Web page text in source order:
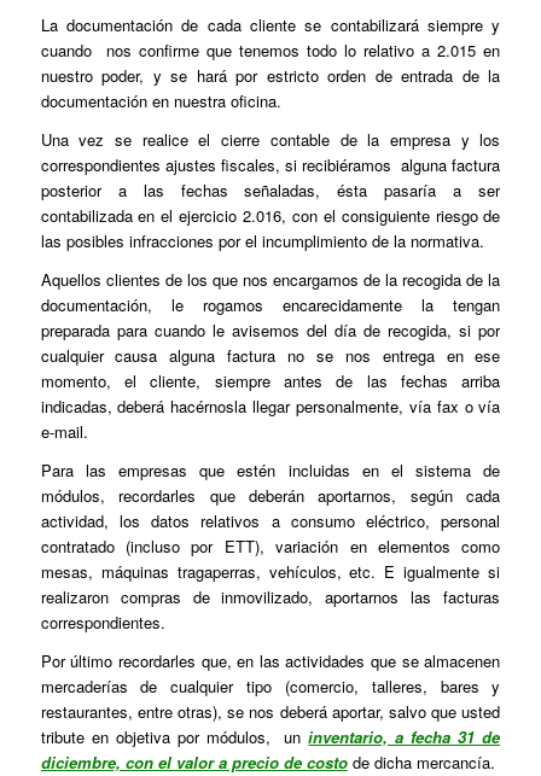
La documentación de cada cliente se contabilizará siempre y
cuando nos confirme que tenemos todo lo relativo a 2.015 en
nuestro poder, y se hará por estricto orden de entrada de la
documentación en nuestra oficina.
Una vez se realice el cierre contable de la empresa y los
correspondientes ajustes fiscales, si recibiéramos alguna factura
posterior a las fechas señaladas, ésta pasaría a ser
contabilizada en el ejercicio 2.016, con el consiguiente riesgo de
las posibles infracciones por el incumplimiento de la normativa.
Aquellos clientes de los que nos encargamos de la recogida de la
documentación, le rogamos encarecidamente la tengan
preparada para cuando le avisemos del día de recogida, si por
cualquier causa alguna factura no se nos entrega en ese
momento, el cliente, siempre antes de las fechas arriba
indicadas, deberá hacérnosla llegar personalmente, vía fax o vía
e-mail.
Para las empresas que estén incluidas en el sistema de
módulos, recordarles que deberán aportarnos, según cada
actividad, los datos relativos a consumo eléctrico, personal
contratado (incluso por ETT), variación en elementos como
mesas, máquinas tragaperras, vehículos, etc. E igualmente si
realizaron compras de inmovilizado, aportarnos las facturas
correspondientes.
Por último recordarles que, en las actividades que se almacenen
mercaderías de cualquier tipo (comercio, talleres, bares y
restaurantes, entre otras), se nos deberá aportar, salvo que usted
tribute en objetiva por módulos, uninventario, a fecha 31 de
diciembre, con el valor a precio de costode dicha mercancía.